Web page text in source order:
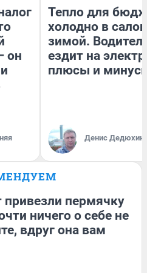
он
Тепло для
холодно в
зимой.
ездит на
плюсы и
Денис Дедюхин
пермячку
ничего о себе не
вдруг она вам